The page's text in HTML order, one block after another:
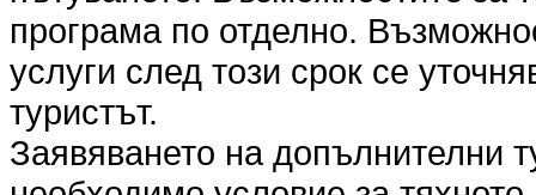
програма по отделно.
услуги след този срок се
туристът.
Заявяването на допълнителни